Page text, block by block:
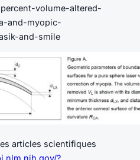
volume-altered-
and-myopic-
and-smile
articles scientifiques